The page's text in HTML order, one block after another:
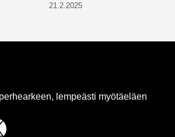
21.2.2025
lempeästi myötäeläen